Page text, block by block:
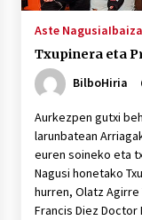
Aste Nagusia
Txupinera eta
BilboHiria
Aurkezpen gutxi
larunbatean
euren soineko eta
Nagusi honetako
hurren, Olatz
Francis Diez